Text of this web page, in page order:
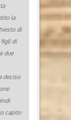
la
di
figli di
due
deciso
capito